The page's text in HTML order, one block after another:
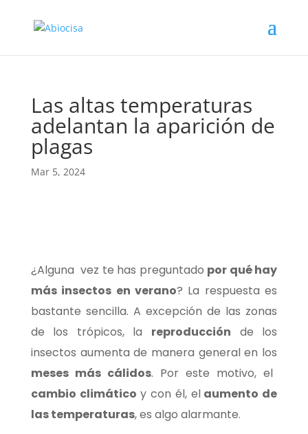
Las altas temperaturas
adelantan la aparición de
plagas
Mar 5, 2024
¿Alguna vez te has preguntado por qué hay
más insectos en verano? La respuesta es
bastante sencilla. A excepción de las zonas
de los trópicos, la reproducción de los
insectos aumenta de manera general en los
meses más cálidos. Por este motivo, el
cambio climático y con él, elaumento de
las temperaturas, es algo alarmante.